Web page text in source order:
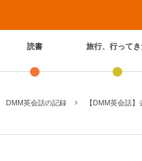
読書 旅行、行ってき
DMM英会話の記録 【DMM英会話